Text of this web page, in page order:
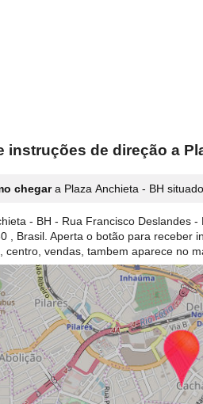
instruções de direção a
chegara Plaza Anchieta - BH
- BH - Rua Francisco Deslandes
, Brasil. Aperta o botão para receber
centro, vendas, tambem aparece no